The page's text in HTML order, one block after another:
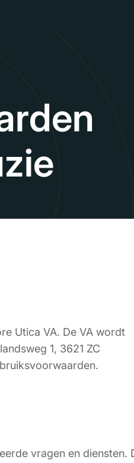
Utica VA. De VA wordt
1, 3621 ZC
vragen en diensten.